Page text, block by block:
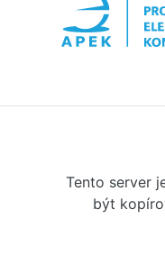
Tento server
být